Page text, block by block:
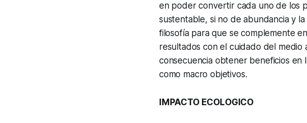
en poder convertir cada uno de los
sustentable, si no de abundancia y
filosofía para que se complemente
resultados con el cuidado del
consecuencia obtener beneficios en
como macro objetivos.
IMPACTO ECOLOGICO